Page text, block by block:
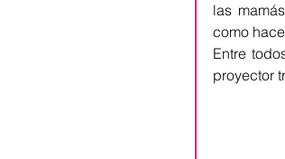
las
como
Entre
proyector